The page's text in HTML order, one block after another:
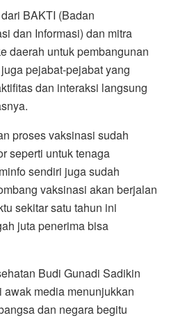
BAKTI (Badan
dan Informasi) dan mitra
daerah untuk pembangunan
pejabat-pejabat yang
dan interaksi langsung
proses vaksinasi sudah
seperti untuk tenaga
sendiri juga sudah
vaksinasi akan berjalan
sekitar satu tahun ini
juta penerima bisa
Budi Gunadi Sadikin
media menunjukkan
dan negara begitu